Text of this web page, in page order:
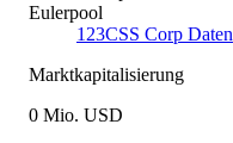
Eulerpool
123CSS Corp Daten
Marktkapitalisierung
0 Mio. USD